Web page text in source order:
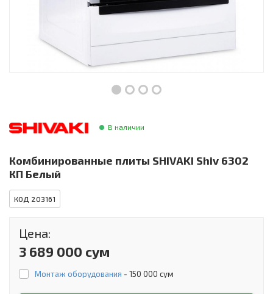
Инструменты и техника
Красота и здоровье
Сантехника В наличии
Комбинированные плиты SHIVAKI Shiv 6302
КП Белый
КОД 203161
Цена:
3 689 000 сум
Монтаж оборудования - 150 000 сум